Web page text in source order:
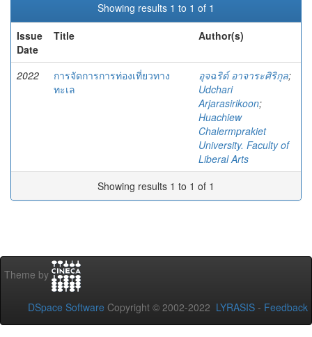
Showing results 1 to 1 of 1
Issue
Date
Title Author(s)
2022
การจัดการการท่องเที่ยวทาง
ทะเล
อุจฉริต์ อาจาระศิริกุล;
Udchari
Arjarasirikoon;
Huachiew
Chalermprakiet
University. Faculty of
Liberal Arts
Showing results 1 to 1 of 1
Theme by
DSpace Software Copyright © 2002-2022 LYRASIS - Feedback